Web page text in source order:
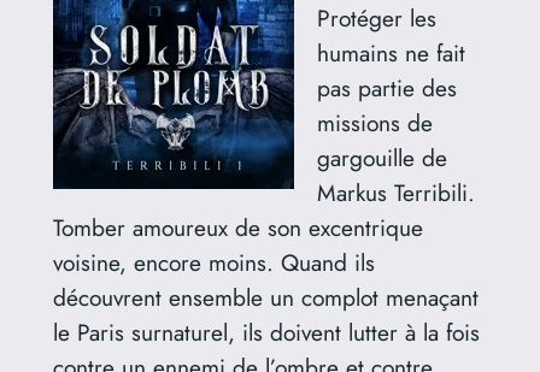
Protéger les
humains ne fait
pas partie des
missions de
gargouille de
Markus Terribili.
Tomber amoureux de son excentrique
voisine, encore moins. Quand ils
découvrent ensemble un complot menaçant
le Paris surnaturel, ils doivent lutter à la fois